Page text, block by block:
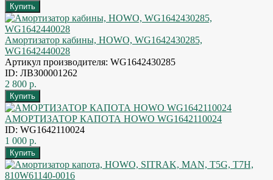
Амортизатор кабины, HOWO, WG1642430285,
WG1642440028
Артикул производителя: WG1642430285
ID: ЛВЗ00001262
2 800 р.
АМОРТИЗАТОР КАПОТА HOWO WG1642110024
ID: WG1642110024
1 000 р.